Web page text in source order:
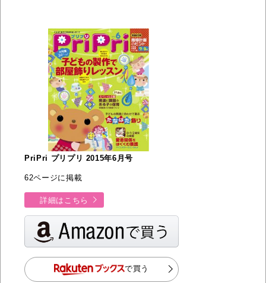
PriPri プリプリ 2015年6月号
62ページに掲載
詳細はこちら
で買う